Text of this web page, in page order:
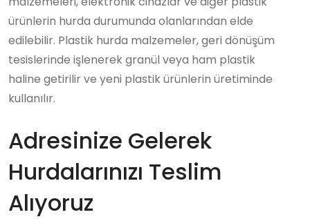
ürünlerin hurda durumunda olanlarından elde
edilebilir. Plastik hurda malzemeler, geri dönüşüm
tesislerinde işlenerek granül veya ham plastik
haline getirilir ve yeni plastik ürünlerin üretiminde
kullanılır.
Adresinize Gelerek
Hurdalarınızı Teslim
Alıyoruz